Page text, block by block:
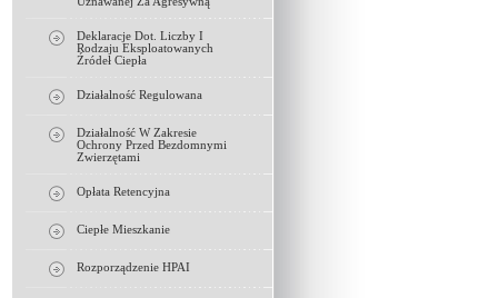
Deklaracje Dot. Liczby I
Rodzaju Eksploatowanych
Źródeł Ciepła
Działalność Regulowana
Działalność W Zakresie
Ochrony Przed Bezdomnymi
Zwierzętami
Opłata Retencyjna
Ciepłe Mieszkanie
Rozporządzenie HPAI